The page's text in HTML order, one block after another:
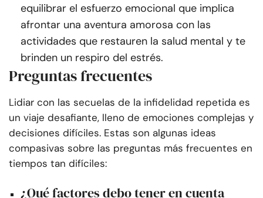
equilibrar el esfuerzo emocional que implica
afrontar una aventura amorosa con las
actividades que restauren la salud mental y te
brinden un respiro del estrés.
Preguntas frecuentes
Lidiar con las secuelas de la infidelidad repetida es
un viaje desafiante, lleno de emociones complejas y
decisiones difíciles. Estas son algunas ideas
compasivas sobre las preguntas más frecuentes en
tiempos tan difíciles:
¿Qué factores debo tener en cuenta